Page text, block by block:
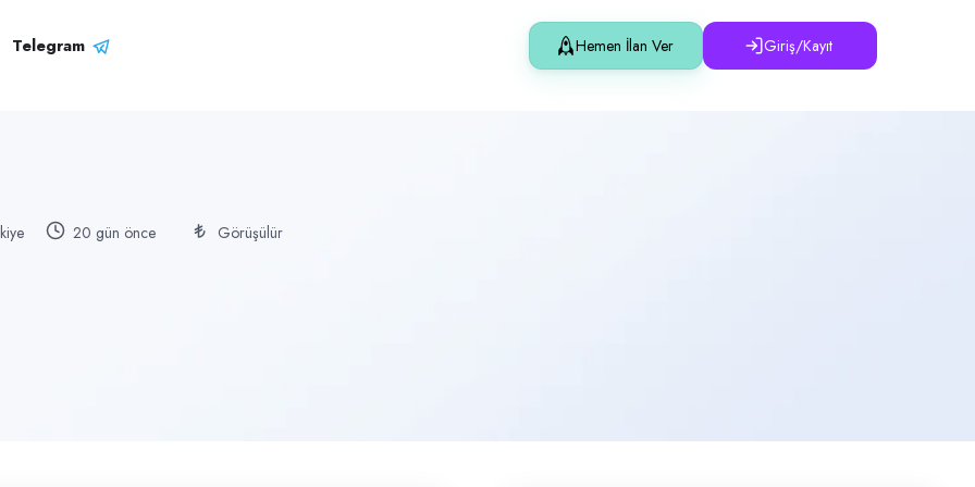
Telegram Hemen İlan Ver Giriş/Kayıt
20 gün önce Görüşülür